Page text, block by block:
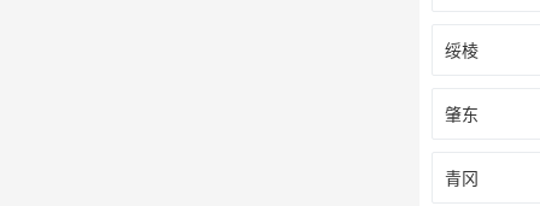
绥棱
肇东
青冈